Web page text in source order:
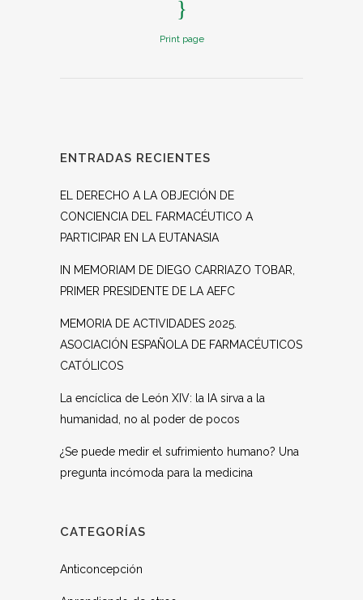
Print page
ENTRADAS RECIENTES
EL DERECHO A LA OBJECIÓN DE
CONCIENCIA DEL FARMACÉUTICO A
PARTICIPAR EN LA EUTANASIA
IN MEMORIAM DE DIEGO CARRIAZO TOBAR,
PRIMER PRESIDENTE DE LA AEFC
MEMORIA DE ACTIVIDADES 2025.
ASOCIACIÓN ESPAÑOLA DE FARMACÉUTICOS
CATÓLICOS
La encíclica de León XIV: la IA sirva a la
humanidad, no al poder de pocos
¿Se puede medir el sufrimiento humano? Una
pregunta incómoda para la medicina
CATEGORÍAS
Anticoncepción